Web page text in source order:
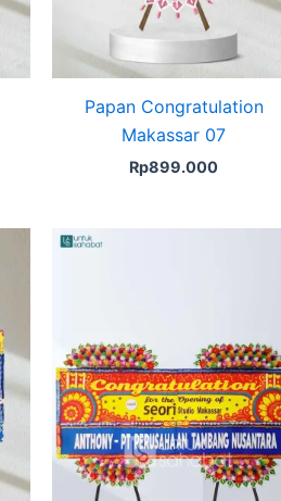
Papan Congratulation
Makassar 07
Rp899.000